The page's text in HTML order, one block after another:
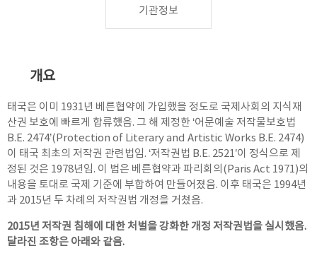
기관정보
개요
태국은 이미 1931년 베른협약에 가입했을 정도로 국제사회의 지식재
산권 보호에 빠르게 합류했음. 그 해 제정한 ‘어문예술 저작물보호법
B.E. 2474’(Protection of Literary and Artistic Works B.E. 2474)
이 태국 최초의 저작권 관련법임. ‘저작권법 B.E. 2521’이 정식으로 제
정된 것은 1978년임. 이 법은 베른협약과 파리회의(Paris Act 1971)의
내용을 토대로 국제 기준에 부합하여 만들어졌음. 이후 태국은 1994년
과 2015년 두 차례의 저작권법 개정을 거쳤음.
2015년 저작권 침해에 대한 처벌을 강화한 개정 저작권법을 실시했음.
달라진 조항은 아래와 같음.